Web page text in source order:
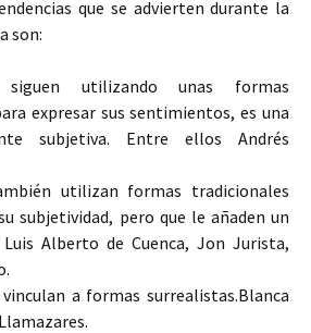
que se advierten durante la
son:
utilizando unas formas
expresar sus sentimientos, es una
subjetiva. Entre ellos Andrés
utilizan formas tradicionales
subjetividad, pero que le añaden un
Alberto de Cuenca, Jon Jurista,
a formas surrealistas.Blanca